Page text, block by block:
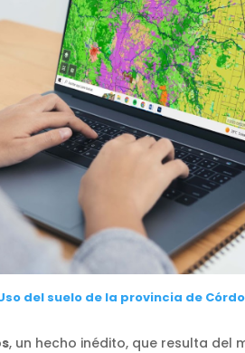
del suelo de la provincia de
, un hecho inédito, que resulta del